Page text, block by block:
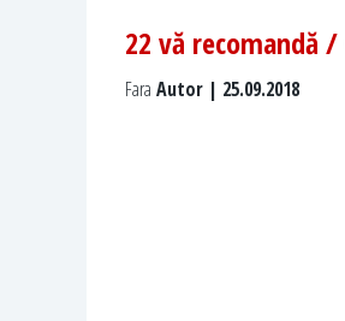
22 vă recomandă /
Fara Autor | 25.09.2018